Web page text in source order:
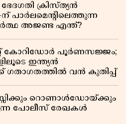
ക്രിസ്ത്യൻ
ന് പാർലമെന്റിലെത്തുന്ന
അജണ്ട എന്ത്?
കോറിഡോർ പൂർണസജ്ജം;
ഇന്ത്യൻ
ഗതാഗതത്തിൽ വൻ കുതിപ്പ്
റൊണാൾഡോയ്ക്കും
പോലീസ് രേഖകൾ